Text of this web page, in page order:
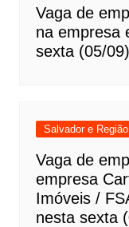
Vaga de
na empresa
sexta (05/09)
Salvador e
Vaga de
empresa
Imóveis /
nesta sexta